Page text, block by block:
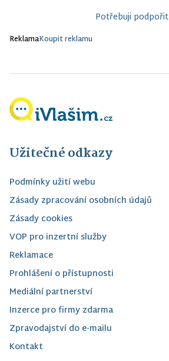
Potřebuji podpořit
ReklamaKoupit reklamu
Užitečné odkazy
Podmínky užití webu
Zásady zpracování osobních údajů
Zásady cookies
VOP pro inzertní služby
Reklamace
Prohlášení o přístupnosti
Mediální partnerství
Inzerce pro firmy zdarma
Zpravodajství do e-mailu
Kontakt